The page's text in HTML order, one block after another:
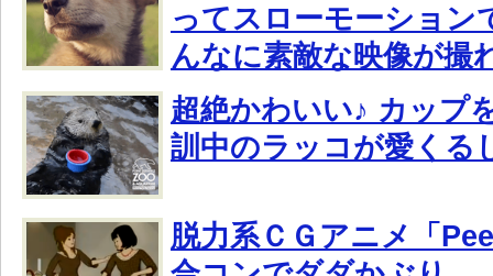
ってスローモーション
んなに素敵な映像が撮
超絶かわいい♪ カップ
訓中のラッコが愛くる
脱力系ＣＧアニメ「